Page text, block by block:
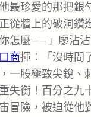
最珍愛的那把
從牆上的破洞
怎麼——」廖沾
商揮：「沒時間
一股極致尖銳
失衡！百分之
冒險，被迫從